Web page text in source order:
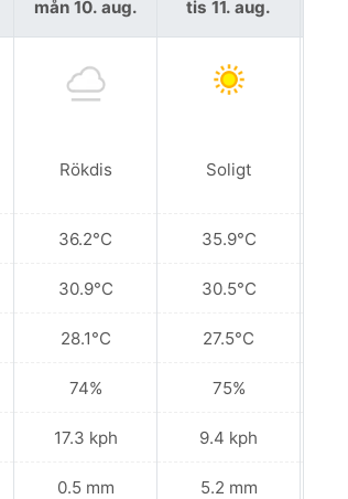
mån 10. aug.
Rökdis
36.2°C
30.9°C
28.1°C
74%
17.3 kph
0.5 mm
tis 11. aug.
Soligt
35.9°C
30.5°C
27.5°C
75%
9.4 kph
5.2 mm